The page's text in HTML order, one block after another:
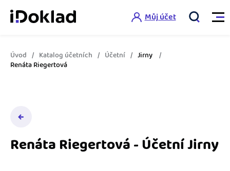
Vlastnosti
Správa kontaktů
Hlídání cashflow
Můj účet
Úvod Katalog účetních Účetní
Jirny
Renáta Riegertová
Renáta Riegertová - Účetní Jirny